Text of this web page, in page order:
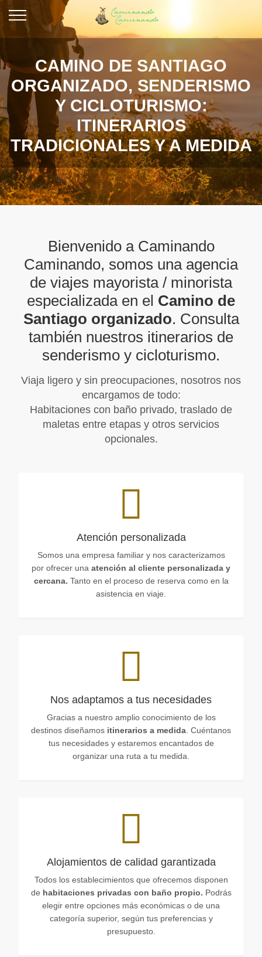
CAMINO DE SANTIAGO
ORGANIZADO, SENDERISMO
Y CICLOTURISMO:
ITINERARIOS
TRADICIONALES Y A MEDIDA
Bienvenido a Caminando
Caminando, somos una agencia
de viajes mayorista / minorista
especializada en el Camino de
Santiago organizado. Consulta
también nuestros itinerarios de
senderismo y cicloturismo.
Viaja ligero y sin preocupaciones, nosotros nos
encargamos de todo:
Habitaciones con baño privado, traslado de
maletas entre etapas y otros servicios
opcionales.
Atención personalizada
Somos una empresa familiar y nos caracterizamos
por ofrecer una atención al cliente personalizada y
cercana. Tanto en el proceso de reserva como en la
asistencia en viaje.
Nos adaptamos a tus necesidades
Gracias a nuestro amplio conocimiento de los
destinos diseñamos itinerarios a medida . Cuéntanos
tus necesidades y estaremos encantados de
organizar una ruta a tu medida.
Alojamientos de calidad garantizada
Todos los establecimientos que ofrecemos disponen
de habitaciones privadas con baño propio. Podrás
elegir entre opciones más económicas o de una
categoría superior, según tus preferencias y
presupuesto.